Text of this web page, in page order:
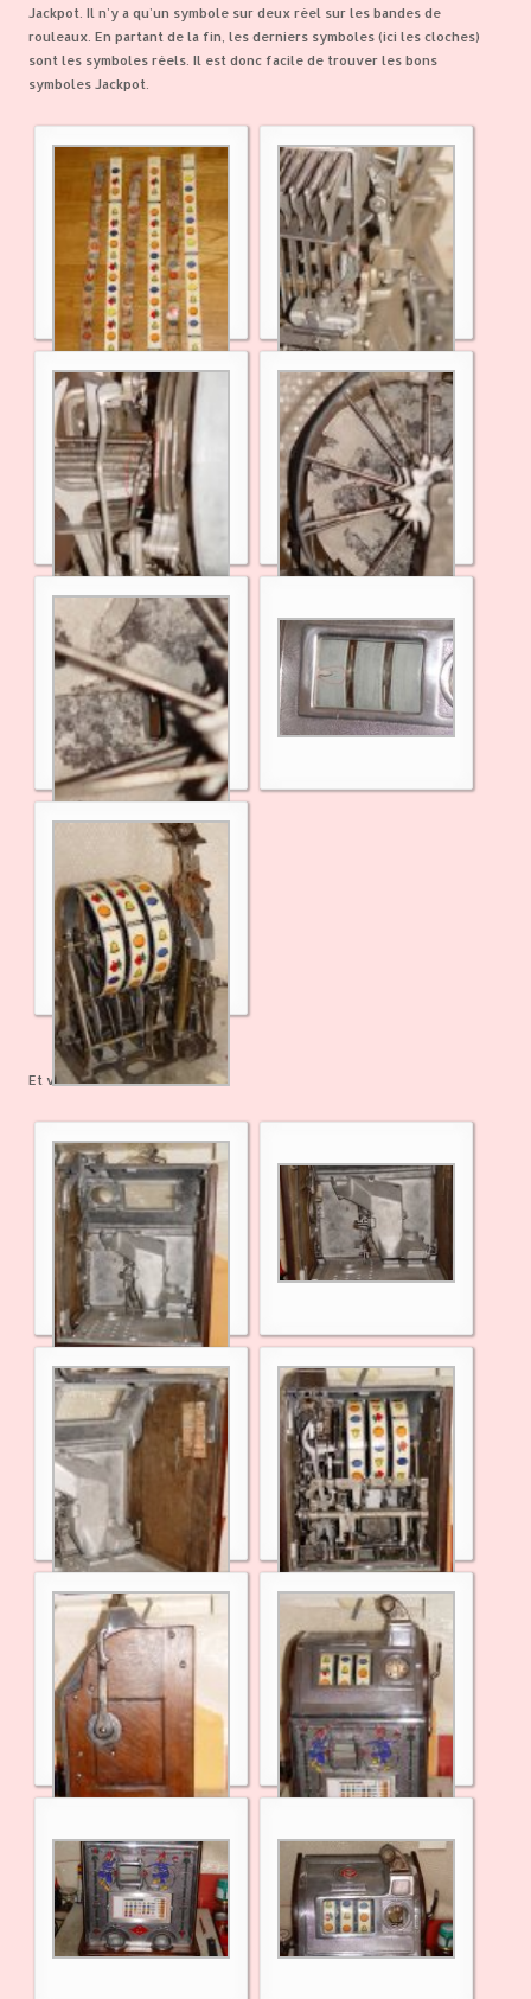
Jackpot. Il n'y a qu'un symbole sur deux réel sur les bandes de
rouleaux. En partant de la fin, les derniers symboles (ici les cloches)
sont les symboles réels. Il est donc facile de trouver les bons
symboles Jackpot.
Et voici la machine terminée !